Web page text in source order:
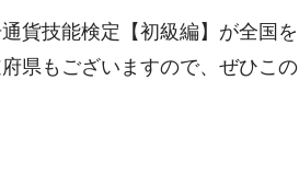
貨技能検定【初級編】が全国を
県もございますので、ぜひこの